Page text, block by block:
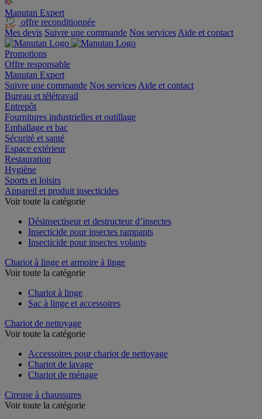
Manutan Expert
offre reconditionnée
Mes devis Suivre une commande Nos services Aide et contact
Promotions
Offre responsable
Manutan Expert
Suivre une commande Nos services Aide et contact
Bureau et télétravail
Entrepôt
Fournitures industrielles et outillage
Emballage et bac
Sécurité et santé
Espace extérieur
Restauration
Hygiène
Sports et loisirs
Appareil et produit insecticides
Voir toute la catégorie
Désinsectiseur et destructeur d’insectes
Insecticide pour insectes rampants
Insecticide pour insectes volants
Chariot à linge et armoire à linge
Voir toute la catégorie
Chariot à linge
Sac à linge et accessoires
Chariot de nettoyage
Voir toute la catégorie
Accessoires pour chariot de nettoyage
Chariot de lavage
Chariot de ménage
Cireuse à chaussures
Voir toute la catégorie